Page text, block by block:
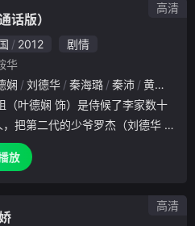
话版）
2012
剧情
华
娴 刘德华 秦海璐 秦沛 黄秋生
把第二代的少爷罗杰（刘德华
人。罗杰从事电影制片人，五十多
，而桃姐也继续照顾罗杰，成为
放
高清
高清